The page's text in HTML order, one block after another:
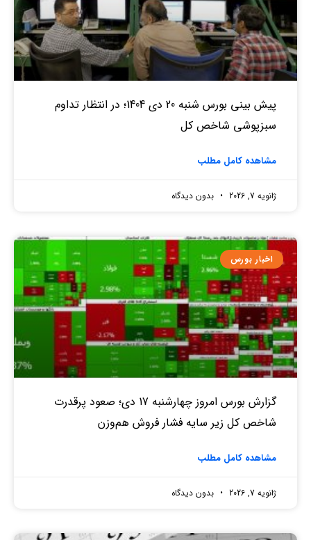
پیش بینی بورس شنبه 20 دی 1404؛ در انتظار تداوم
سبزپوشی شاخص کل
مشاهده کامل مطلب
ژانویه 7, 2026 بدون دیدگاه
اخبار بورس
گزارش بورس امروز چهارشنبه 17 دی؛ صعود پرقدرت
شاخص کل زیر سایه فشار فروش هم‌وزن
مشاهده کامل مطلب
ژانویه 7, 2026 بدون دیدگاه